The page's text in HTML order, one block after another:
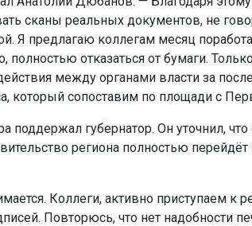
сканы реальных документов, не
Я предлагаю коллегам месяц
полностью отказаться от бумаги.
между органами власти за
который сопоставим по площади с
поддержал губернатор. Он уточнил,
региона полностью
Коллеги, активно приступаем к
Повторюсь, что нет надобности